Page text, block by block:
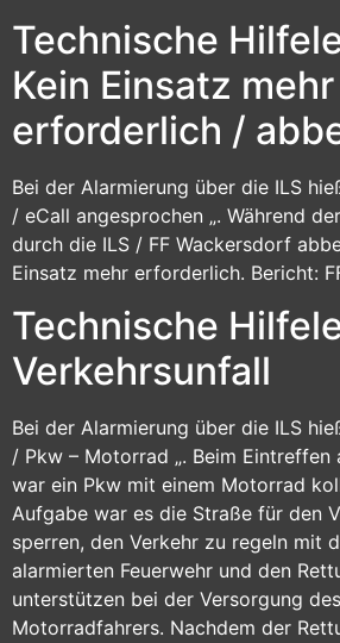
Technische
Kein Einsatz mehr
erforderlich /
Bei der Alarmierung über die ILS
/ eCall angesprochen „. Während
durch die ILS / FF Wackersdorf
Einsatz mehr erforderlich. Bericht:
Technische
Verkehrsunfall
Bei der Alarmierung über die ILS
/ Pkw – Motorrad „. Beim Eintreffen
war ein Pkw mit einem Motorrad
Aufgabe war es die Straße für den
sperren, den Verkehr zu regeln mit
alarmierten Feuerwehr und den
unterstützen bei der Versorgung
Motorradfahrers. Nachdem der